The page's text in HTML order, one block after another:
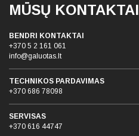
MŪSŲ KONTAKTAI
BENDRI KONTAKTAI
+370 5 2 161 061
info@galuotas.lt
TECHNIKOS PARDAVIMAS
+370 686 78098
SERVISAS
+370 616 44747